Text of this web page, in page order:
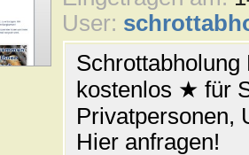
User:
kostenlos ★ für
Privatpersonen,
Hier anfragen!